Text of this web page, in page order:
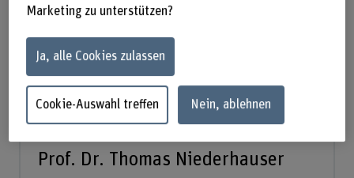
Prof. Dr. Thomas Niederhauser
Marketing zu unterstützen?
Ja, alle Cookies zulassen
Cookie-Auswahl treffen Nein, ablehnen